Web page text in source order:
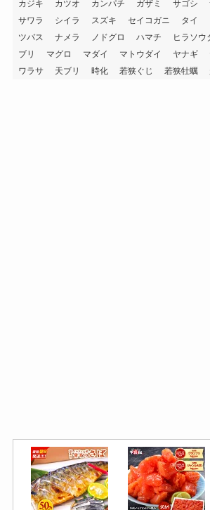
カジキ カツオ カンパチ ガザミ サゴシ
サワラ
シイラ スズキ セイコガニ タイ
ツバス
ナメラ ノドグロ ハマチ ヒラソウ
ブリ
マグロ マダイ マトウダイ ヤナギ
ワラサ
天ブリ 時化 若狭ぐじ 若狭牡蠣